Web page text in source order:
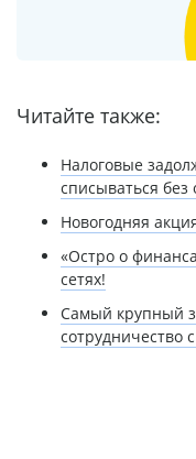
Читайте также:
Налоговые
списываться
Новогодняя
«Остро о
сетях!
Самый крупный
сотрудничество